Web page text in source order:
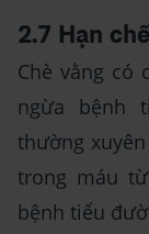
2.7 Hạn
Chè vằng có
ngừa bệnh
thường
trong máu
bệnh tiểu